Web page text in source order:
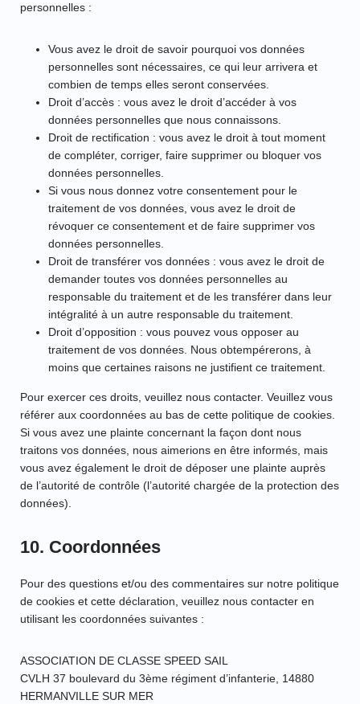
personnelles :
Vous avez le droit de savoir pourquoi vos données
personnelles sont nécessaires, ce qui leur arrivera et
combien de temps elles seront conservées.
Droit d’accès : vous avez le droit d’accéder à vos
données personnelles que nous connaissons.
Droit de rectification : vous avez le droit à tout moment
de compléter, corriger, faire supprimer ou bloquer vos
données personnelles.
Si vous nous donnez votre consentement pour le
traitement de vos données, vous avez le droit de
révoquer ce consentement et de faire supprimer vos
données personnelles.
Droit de transférer vos données : vous avez le droit de
demander toutes vos données personnelles au
responsable du traitement et de les transférer dans leur
intégralité à un autre responsable du traitement.
Droit d’opposition : vous pouvez vous opposer au
traitement de vos données. Nous obtempérerons, à
moins que certaines raisons ne justifient ce traitement.
Pour exercer ces droits, veuillez nous contacter. Veuillez vous
référer aux coordonnées au bas de cette politique de cookies.
Si vous avez une plainte concernant la façon dont nous
traitons vos données, nous aimerions en être informés, mais
vous avez également le droit de déposer une plainte auprès
de l’autorité de contrôle (l’autorité chargée de la protection des
données).
10. Coordonnées
Pour des questions et/ou des commentaires sur notre politique
de cookies et cette déclaration, veuillez nous contacter en
utilisant les coordonnées suivantes :
ASSOCIATION DE CLASSE SPEED SAIL
CVLH 37 boulevard du 3ème régiment d’infanterie, 14880
HERMANVILLE SUR MER